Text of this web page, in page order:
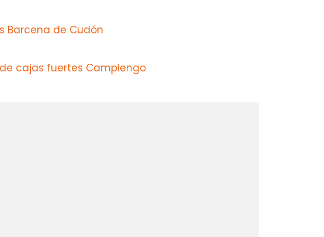
Barcena de Cudón
cajas fuertes Camplengo